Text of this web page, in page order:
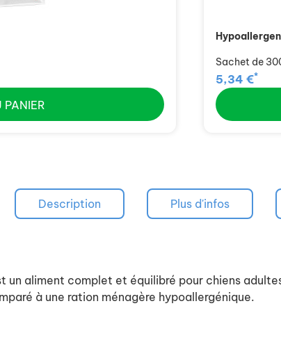
PANIER
Sachet de
5,34 €*
Description Plus d'infos
un aliment complet et équilibré pour chiens
à une ration ménagère hypoallergénique.